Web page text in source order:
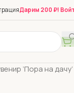
Дарим 200 ₽!
‘Пора на дачу’